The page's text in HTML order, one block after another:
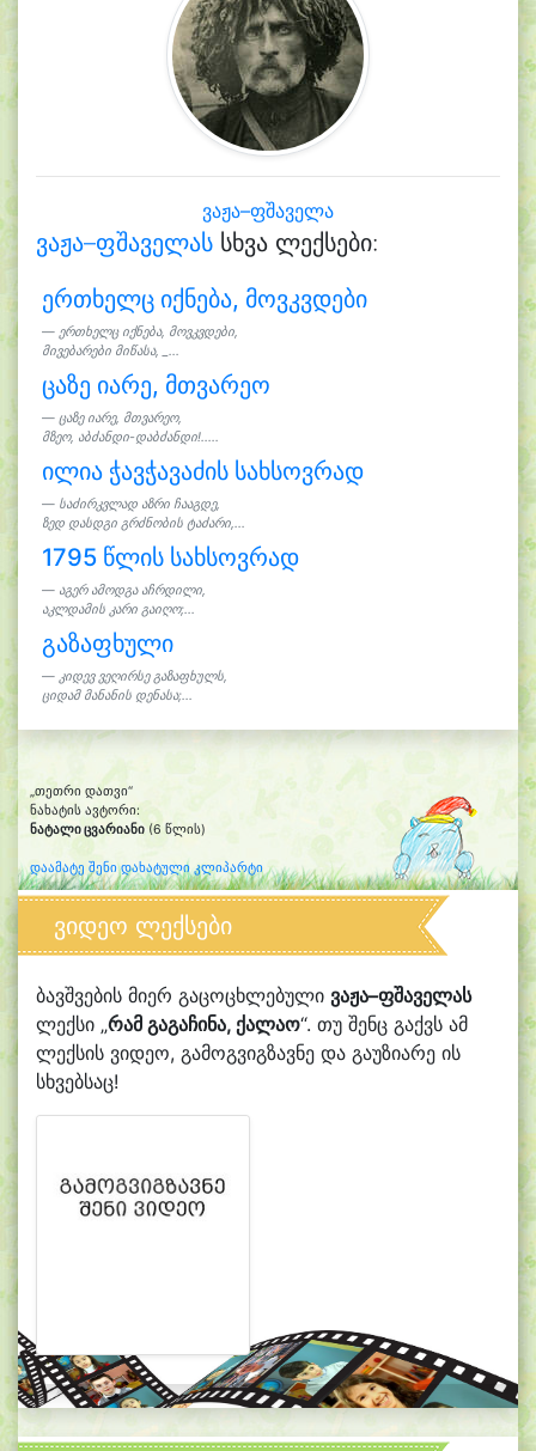
ვაჟა–ფშაველა
ვაჟა–ფშაველას სხვა ლექსები:
ერთხელც იქნება, მოვკვდები
ერთხელც იქნება, მოვკვდები,
მივებარები მიწასა, _...
ცაზე იარე, მთვარეო
ცაზე იარე, მთვარეო,
მზეო, აბძანდი-დაბძანდი!.....
ილია ჭავჭავაძის სახსოვრად
საძირკვლად აზრი ჩააგდე,
ზედ დასდგი გრძნობის ტაძარი,...
1795 წლის სახსოვრად
აგერ ამოდგა აჩრდილი,
აკლდამის კარი გაიღო;...
გაზაფხული
კიდევ ვეღირსე გაზაფხულს,
ციდამ მანანის დენასა;...
„თეთრი დათვი“
ნახატის ავტორი:
ნატალი ცვარიანი(6 წლის)
დაამატე შენი დახატული კლიპარტი
ვიდეო ლექსები
ბავშვების მიერ გაცოცხლებული ვაჟა–ფშაველას
ლექსი „რამ გაგაჩინა, ქალაო“. თუ შენც გაქვს ამ
ლექსის ვიდეო, გამოგვიგზავნე და გაუზიარე ის
სხვებსაც!